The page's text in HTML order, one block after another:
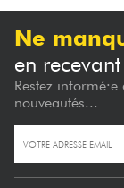
Ne
en
Restez
nouveautés...